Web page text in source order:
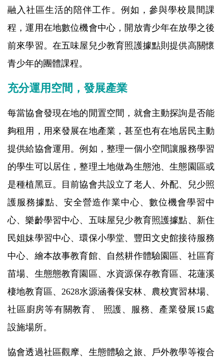
融入社區生活的陪伴工作。例如，參與學校晨間課
程，運用在地數位機會中心，開放青少年在放學之後
前來學習。在五味屋兒少教育照護據點則提供高關懷
青少年的團體課程。
充分運用空間，發展產業
每當協會發現在地的閒置空間，就會主動探詢是否能
夠租用，用來發展在地產業，甚至也有在地居民主動
提供給協會運用。例如，整理一個小空間讓服務學習
的學生可以居住，整理土地做為生態池、生態園區或
是種植黑豆。目前協會共設立了老人、外配、兒少照
護服務據點、安全營造作業中心、數位機會學習中
心、樂齡學習中心、五味屋兒少教育照護據點、新住
民姐妹學習中心、環保小學堂、豐田文史館接待服務
中心、繪本故事教育館、自然耕作體驗園區、社區育
苗場、生態態教育園區、水資源保存教育區、花蓮溪
棲地教育區、2628水源涵養保安林、農校實習林場、
社區廚房等有關教育、 照護、服務、產業發展15處
設施場所。
協會透過社區觀摩、生態體驗之旅、戶外教學等複合